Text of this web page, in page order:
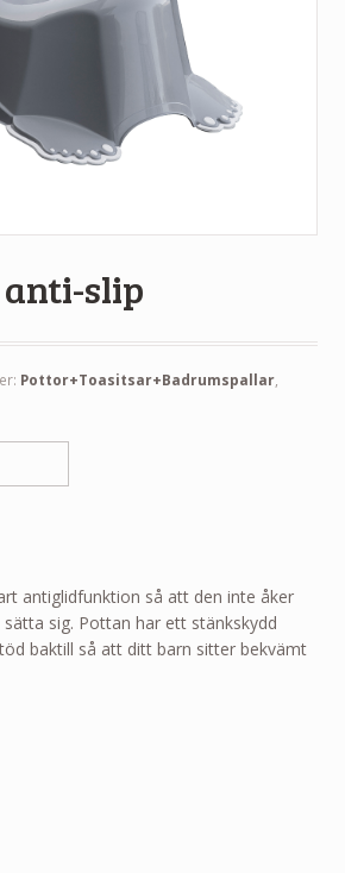
slip
Pottor+Toasitsar+Badrumspallar,
antiglidfunktion så att den inte åker
sig. Pottan har ett stänkskydd
baktill så att ditt barn sitter bekvämt